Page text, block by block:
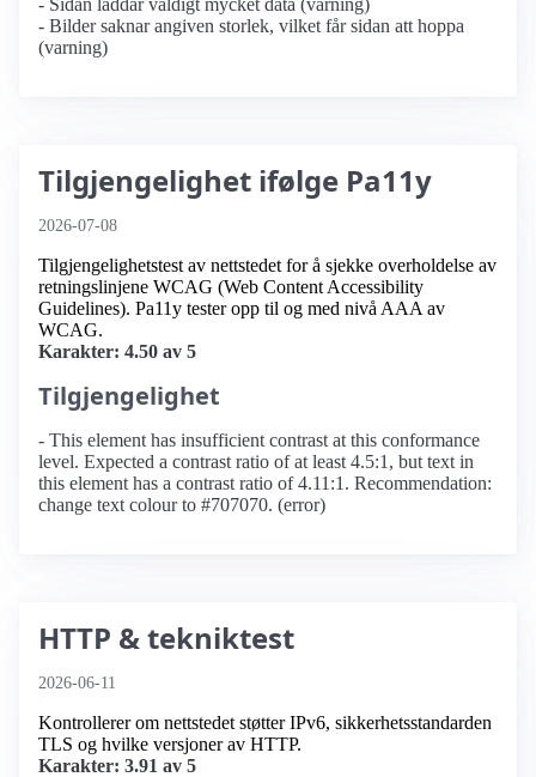
- Sidan laddar väldigt mycket data (varning)
- Bilder saknar angiven storlek, vilket får sidan att hoppa
(varning)
Tilgjengelighet ifølge Pa11y
2026-07-08
Tilgjengelighetstest av nettstedet for å sjekke overholdelse av
retningslinjene WCAG (Web Content Accessibility
Guidelines). Pa11y tester opp til og med nivå AAA av
WCAG.
Karakter: 4.50 av 5
Tilgjengelighet
- This element has insufficient contrast at this conformance
level. Expected a contrast ratio of at least 4.5:1, but text in
this element has a contrast ratio of 4.11:1. Recommendation:
change text colour to #707070. (error)
HTTP & tekniktest
2026-06-11
Kontrollerer om nettstedet støtter IPv6, sikkerhetsstandarden
TLS og hvilke versjoner av HTTP.
Karakter: 3.91 av 5